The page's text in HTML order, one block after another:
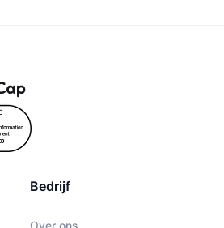
Bedrijf
Over ons